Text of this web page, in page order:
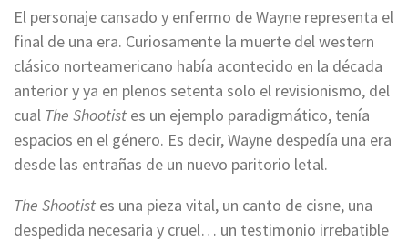
El personaje cansado y enfermo de Wayne representa el
final de una era. Curiosamente la muerte del western
clásico norteamericano había acontecido en la década
anterior y ya en plenos setenta solo el revisionismo, del
cual The Shootist es un ejemplo paradigmático, tenía
espacios en el género. Es decir, Wayne despedía una era
desde las entrañas de un nuevo paritorio letal.
The Shootist es una pieza vital, un canto de cisne, una
despedida necesaria y cruel… un testimonio irrebatible